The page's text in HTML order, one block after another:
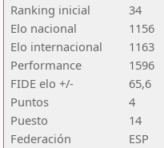
Ranking inicial
34
Elo nacional
1156
Elo internacional
1163
Performance
1596
FIDE elo +/-
65,6
Puntos
4
Puesto
14
Federación
ESP